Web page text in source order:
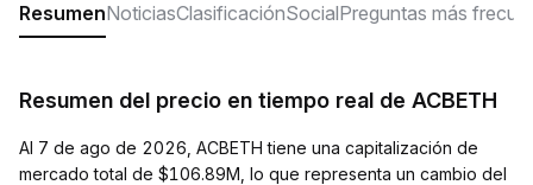
ResumenNoticiasClasificaciónSocialPreguntas más
Resumen del precio en tiempo real de ACBETH
Al 7 de ago de 2026, ACBETH tiene una capitalización de
mercado total de $106.89M, lo que representa un cambio del